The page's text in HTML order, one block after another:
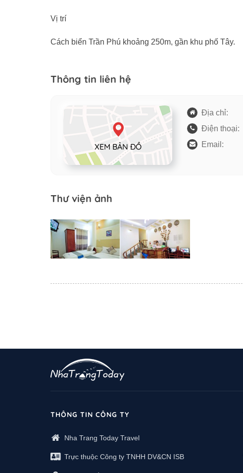
Vị trí
Cách biển Trần Phú khoảng 250m, gần khu phố Tây.
Thông tin liên hệ
XEM BẢN ĐỒ
Địa chỉ:
Điện thoại:
Email:
Thư viện ảnh
THÔNG TIN CÔNG TY
Nha Trang Today Travel
Trực thuộc Công ty TNHH DV&CN ISB